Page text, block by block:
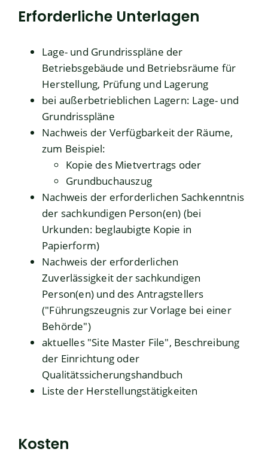
Erforderliche Unterlagen
Lage- und Grundrisspläne der
Betriebsgebäude und Betriebsräume für
Herstellung, Prüfung und Lagerung
bei außerbetrieblichen Lagern: Lage- und
Grundrisspläne
Nachweis der Verfügbarkeit der Räume,
zum Beispiel:
Kopie des Mietvertrags oder
Grundbuchauszug
Nachweis der erforderlichen Sachkenntnis
der sachkundigen Person(en) (bei
Urkunden: beglaubigte Kopie in
Papierform)
Nachweis der erforderlichen
Zuverlässigkeit der sachkundigen
Person(en) und des Antragstellers
("Führungszeugnis zur Vorlage bei einer
Behörde")
aktuelles "Site Master File", Beschreibung
der Einrichtung oder
Qualitätssicherungshandbuch
Liste der Herstellungstätigkeiten
Kosten